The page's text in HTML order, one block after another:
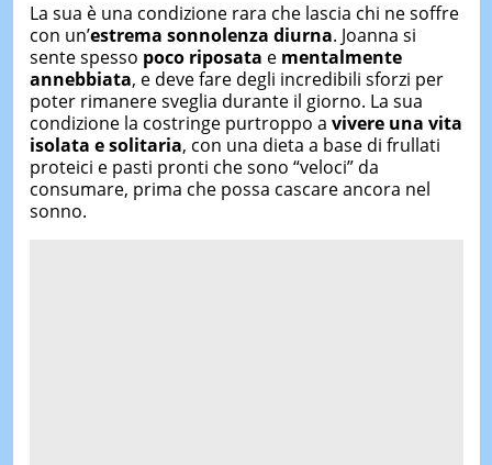
La sua è una condizione rara che lascia chi ne soffre
con un’estrema sonnolenza diurna. Joanna si
sente spesso poco riposata e mentalmente
annebbiata, e deve fare degli incredibili sforzi per
poter rimanere sveglia durante il giorno. La sua
condizione la costringe purtroppo a vivere una vita
isolata e solitaria, con una dieta a base di frullati
proteici e pasti pronti che sono “veloci” da
consumare, prima che possa cascare ancora nel
sonno.